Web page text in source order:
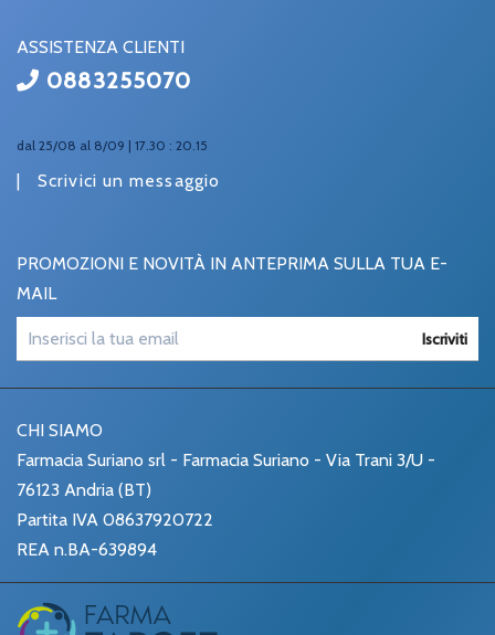
ASSISTENZA CLIENTI
0883255070
dal 25/08 al 8/09 | 17.30 : 20.15
| Scrivici un messaggio
PROMOZIONI E NOVITÀ IN ANTEPRIMA SULLA TUA E-
MAIL
Iscriviti
CHI SIAMO
Farmacia Suriano srl - Farmacia Suriano - Via Trani 3/U -
76123 Andria (BT)
Partita IVA 08637920722
REA n.BA-639894